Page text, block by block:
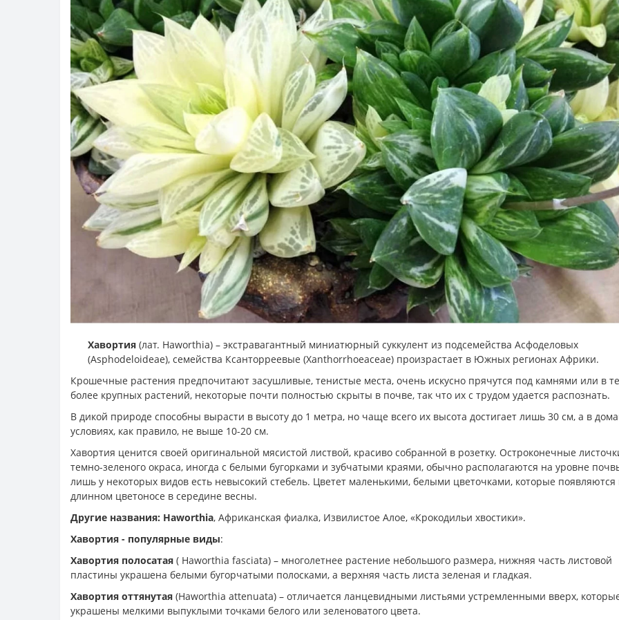
Хавортия (лат. Haworthia) – экстравагантный миниатюрный суккулент из подсемейства Асфоделовых
(Asphodeloideae), семейства Ксанторреевые (Xanthorrhoeaceae) произрастает в Южных регионах Африки.
Крошечные растения предпочитают засушливые, тенистые места, очень искусно прячутся под камнями или в
более крупных растений, некоторые почти полностью скрыты в почве, так что их с трудом удается распознать.
В дикой природе способны вырасти в высоту до 1 метра, но чаще всего их высота достигает лишь 30 см, а в
условиях, как правило, не выше 10-20 см.
Хавортия ценится своей оригинальной мясистой листвой, красиво собранной в розетку. Остроконечные
темно-зеленого окраса, иногда с белыми бугорками и зубчатыми краями, обычно располагаются на уровне
лишь у некоторых видов есть невысокий стебель. Цветет маленькими, белыми цветочками, которые появляются
длинном цветоносе в середине весны.
Другие названия: Haworthia, Африканская фиалка, Извилистое Алое, «Крокодильи хвостики».
Хавортия - популярные виды:
Хавортия полосатая ( Haworthia fasciata) – многолетнее растение небольшого размера, нижняя часть листовой
пластины украшена белыми бугорчатыми полосками, а верхняя часть листа зеленая и гладкая.
Хавортия оттянутая (Haworthia attenuata) – отличается ланцевидными листьями устремленными вверх,
украшены мелкими выпуклыми точками белого или зеленоватого цвета.